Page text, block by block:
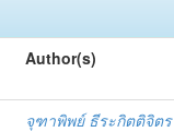
Author(s)
จุฑาพิพย์ ธีระกิตติจิตร